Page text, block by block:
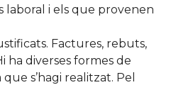
laboral i els que provenen
Factures, rebuts,
ha diverses formes de
s’hagi realitzat. Pel